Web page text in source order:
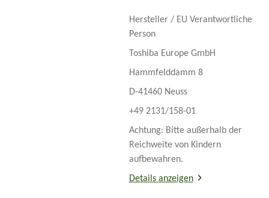
Hersteller / EU Verantwortliche
Person
Toshiba Europe GmbH
Hammfelddamm 8
D-41460 Neuss
+49 2131/158-01
Achtung: Bitte außerhalb der
Reichweite von Kindern
aufbewahren.
Details anzeigen